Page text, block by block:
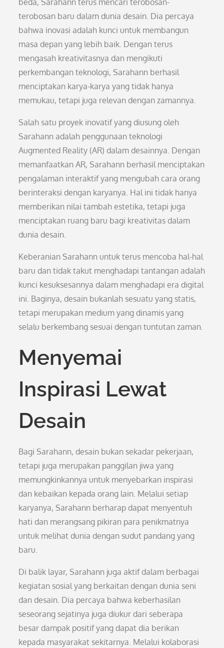
beda, Sarahann terus mencari terobosan-
terobosan baru dalam dunia desain. Dia percaya
bahwa inovasi adalah kunci untuk membangun
masa depan yang lebih baik. Dengan terus
mengasah kreativitasnya dan mengikuti
perkembangan teknologi, Sarahann berhasil
menciptakan karya-karya yang tidak hanya
memukau, tetapi juga relevan dengan zamannya.
Salah satu proyek inovatif yang diusung oleh
Sarahann adalah penggunaan teknologi
Augmented Reality (AR) dalam desainnya. Dengan
memanfaatkan AR, Sarahann berhasil menciptakan
pengalaman interaktif yang mengubah cara orang
berinteraksi dengan karyanya. Hal ini tidak hanya
memberikan nilai tambah estetika, tetapi juga
menciptakan ruang baru bagi kreativitas dalam
dunia desain.
Keberanian Sarahann untuk terus mencoba hal-hal
baru dan tidak takut menghadapi tantangan adalah
kunci kesuksesannya dalam menghadapi era digital
ini. Baginya, desain bukanlah sesuatu yang statis,
tetapi merupakan medium yang dinamis yang
selalu berkembang sesuai dengan tuntutan zaman.
Menyemai
Inspirasi Lewat
Desain
Bagi Sarahann, desain bukan sekadar pekerjaan,
tetapi juga merupakan panggilan jiwa yang
memungkinkannya untuk menyebarkan inspirasi
dan kebaikan kepada orang lain. Melalui setiap
karyanya, Sarahann berharap dapat menyentuh
hati dan merangsang pikiran para penikmatnya
untuk melihat dunia dengan sudut pandang yang
baru.
Di balik layar, Sarahann juga aktif dalam berbagai
kegiatan sosial yang berkaitan dengan dunia seni
dan desain. Dia percaya bahwa keberhasilan
seseorang sejatinya juga diukur dari seberapa
besar dampak positif yang dapat dia berikan
kepada masyarakat sekitarnya. Melalui kolaborasi